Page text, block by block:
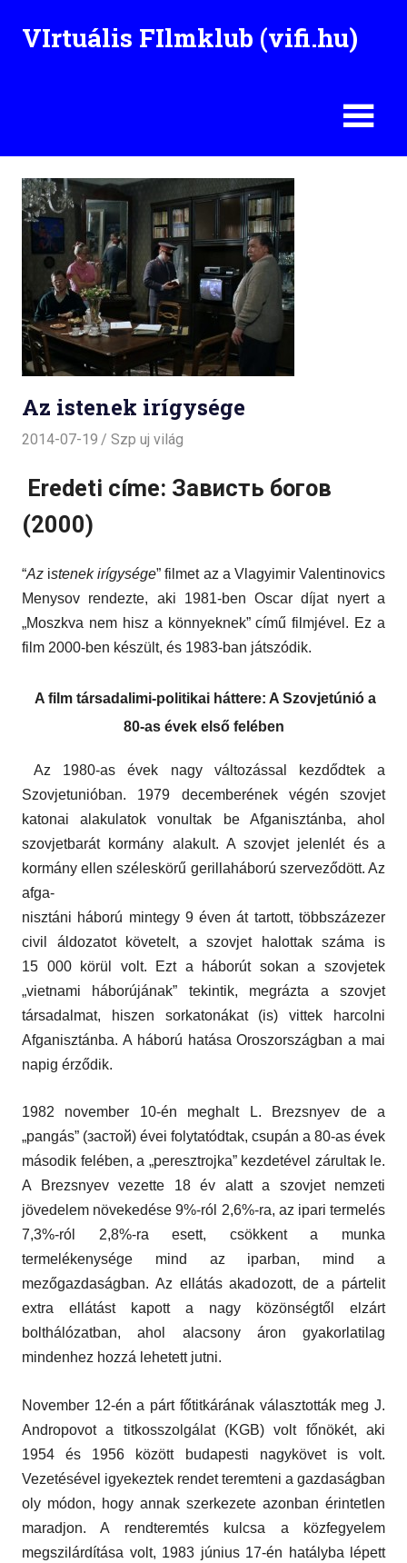
VIrtuális FIlmklub (vifi.hu)
Az istenek irígysége
2014-07-19 Szp uj világ
Eredeti címe: Зависть богов
(2000)
“Az istenek irígysége” filmet az a Vlagyimir Valentinovics
Menysov rendezte, aki 1981-ben Oscar díjat nyert a
„Moszkva nem hisz a könnyeknek” című filmjével. Ez a
film 2000-ben készült, és 1983-ban játszódik.
A film társadalimi-politikai háttere: A Szovjetúnió a
80-as évek első felében
Az 1980-as évek nagy változással kezdődtek a
Szovjetunióban. 1979 decemberének végén szovjet
katonai alakulatok vonultak be Afganisztánba, ahol
szovjetbarát kormány alakult. A szovjet jelenlét és a
kormány ellen széleskörű gerillaháború szerveződött. Az
afga-
nisztáni háború mintegy 9 éven át tartott, többszázezer
civil áldozatot követelt, a szovjet halottak száma is
15 000 körül volt. Ezt a háborút sokan a szovjetek
„vietnami háborújának” tekintik, megrázta a szovjet
társadalmat, hiszen sorkatonákat (is) vittek harcolni
Afganisztánba. A háború hatása Oroszországban a mai
napig érződik.
1982 november 10-én meghalt L. Brezsnyev de a
„pangás” (застой) évei folytatódtak, csupán a 80-as évek
második felében, a „peresztrojka” kezdetével zárultak le.
A Brezsnyev vezette 18 év alatt a szovjet nemzeti
jövedelem növekedése 9%-ról 2,6%-ra, az ipari termelés
7,3%-ról 2,8%-ra esett, csökkent a munka
termelékenysége mind az iparban, mind a
mezőgazdaságban. Az ellátás akadozott, de a pártelit
extra ellátást kapott a nagy közönségtől elzárt
bolthálózatban, ahol alacsony áron gyakorlatilag
mindenhez hozzá lehetett jutni.
November 12-én a párt főtitkárának választották meg J.
Andropovot a titkosszolgálat (KGB) volt főnökét, aki
1954 és 1956 között budapesti nagykövet is volt.
Vezetésével igyekeztek rendet teremteni a gazdaságban
oly módon, hogy annak szerkezete azonban érintetlen
maradjon. A rendteremtés kulcsa a közfegyelem
megszilárdítása volt, 1983 június 17-én hatályba lépett